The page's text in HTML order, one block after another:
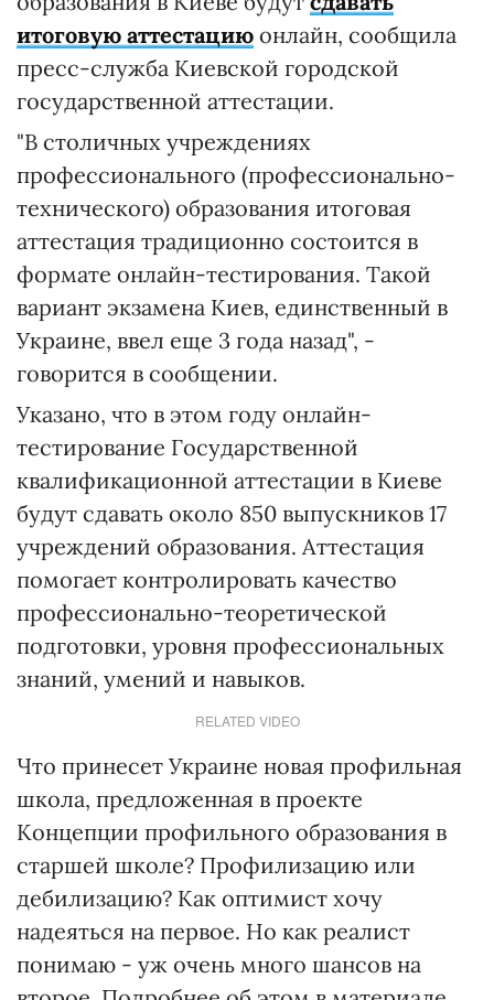
итоговую аттестацию онлайн, сообщила
пресс-служба Киевской городской
государственной аттестации.
"В столичных учреждениях
профессионального (профессионально-
технического) образования итоговая
аттестация традиционно состоится в
формате онлайн-тестирования. Такой
вариант экзамена Киев, единственный в
Украине, ввел еще 3 года назад", -
говорится в сообщении.
Указано, что в этом году онлайн-
тестирование Государственной
квалификационной аттестации в Киеве
будут сдавать около 850 выпускников 17
учреждений образования. Аттестация
помогает контролировать качество
профессионально-теоретической
подготовки, уровня профессиональных
знаний, умений и навыков.
RELATED VIDEO
Что принесет Украине новая профильная
школа, предложенная в проекте
Концепции профильного образования в
старшей школе? Профилизацию или
дебилизацию? Как оптимист хочу
надеяться на первое. Но как реалист
понимаю - уж очень много шансов на